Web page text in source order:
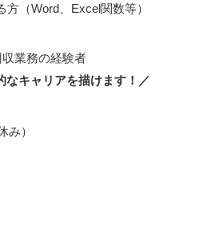
（Word、Excel関数等）
業務の経験者
なキャリアを描けます！／
み）